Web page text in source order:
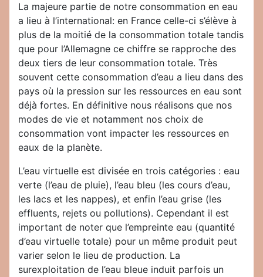
La majeure partie de notre consommation en eau
a lieu à l’international: en France celle-ci s’élève à
plus de la moitié de la consommation totale tandis
que pour l’Allemagne ce chiffre se rapproche des
deux tiers de leur consommation totale. Très
souvent cette consommation d’eau a lieu dans des
pays où la pression sur les ressources en eau sont
déjà fortes. En définitive nous réalisons que nos
modes de vie et notamment nos choix de
consommation vont impacter les ressources en
eaux de la planète.
L’eau virtuelle est divisée en trois catégories : eau
verte (l’eau de pluie), l’eau bleu (les cours d’eau,
les lacs et les nappes), et enfin l’eau grise (les
effluents, rejets ou pollutions). Cependant il est
important de noter que l’empreinte eau (quantité
d’eau virtuelle totale) pour un même produit peut
varier selon le lieu de production. La
surexploitation de l’eau bleue induit parfois un